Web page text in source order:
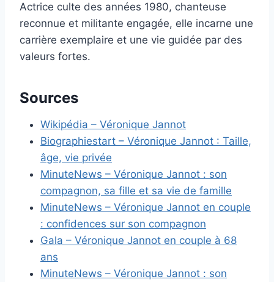
Actrice culte des années 1980, chanteuse
reconnue et militante engagée, elle incarne une
carrière exemplaire et une vie guidée par des
valeurs fortes.
Sources
Wikipédia – Véronique Jannot
Biographiestart – Véronique Jannot : Taille,
âge, vie privée
MinuteNews – Véronique Jannot : son
compagnon, sa fille et sa vie de famille
MinuteNews – Véronique Jannot en couple
: confidences sur son compagnon
Gala – Véronique Jannot en couple à 68
ans
MinuteNews – Véronique Jannot : son